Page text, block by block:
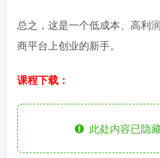
总之，这是一个低成本、高利
商平台上创业的新手。
课程下载：
此处内容已隐